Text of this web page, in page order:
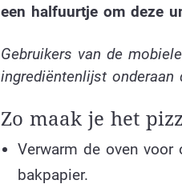
een halfuurtje om deze
Gebruikers van de
ingrediëntenlijst onderaan
Zo maak je het
Verwarm de oven voor
bakpapier.